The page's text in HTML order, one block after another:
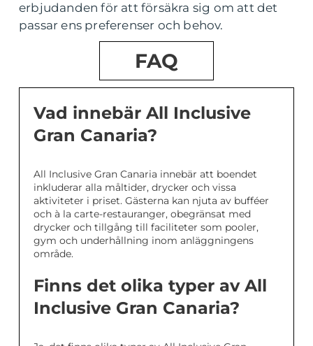
erbjudanden för att försäkra sig om att det
passar ens preferenser och behov.
FAQ
Vad innebär All Inclusive
Gran Canaria?
All Inclusive Gran Canaria innebär att boendet
inkluderar alla måltider, drycker och vissa
aktiviteter i priset. Gästerna kan njuta av bufféer
och à la carte-restauranger, obegränsat med
drycker och tillgång till faciliteter som pooler,
gym och underhållning inom anläggningens
område.
Finns det olika typer av All
Inclusive Gran Canaria?